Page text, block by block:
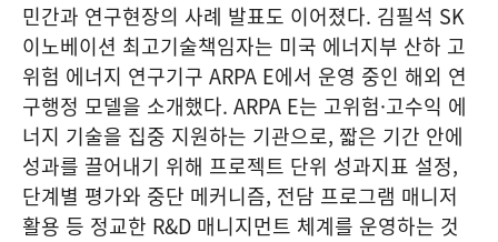
민간과 연구현장의 사례 발표도 이어졌다. 김필석 SK
이노베이션 최고기술책임자는 미국 에너지부 산하 고
위험 에너지 연구기구 ARPA E에서 운영 중인 해외 연
구행정 모델을 소개했다. ARPA E는 고위험·고수익 에
너지 기술을 집중 지원하는 기관으로, 짧은 기간 안에
성과를 끌어내기 위해 프로젝트 단위 성과지표 설정,
단계별 평가와 중단 메커니즘, 전담 프로그램 매니저
활용 등 정교한 R&D 매니지먼트 체계를 운영하는 것